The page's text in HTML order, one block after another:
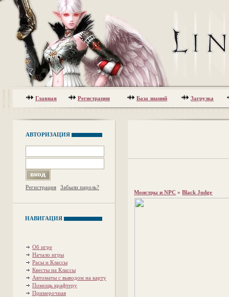
Главная Регистрация База знаний Загрузка
АВТОРИЗАЦИЯ
Регистрация Забыли пароль?
НАВИГАЦИЯ
Об игре
Начало игры
Расы и Классы
Квесты на Классы
Автоматы с выводом на карту
Помощь крафтеру
Примерочная
Монстры и NPC »Black Judge